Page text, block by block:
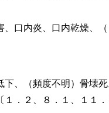
．２、８．１、１１．
口内炎、口内乾燥、
、（頻度不明）骨壊死